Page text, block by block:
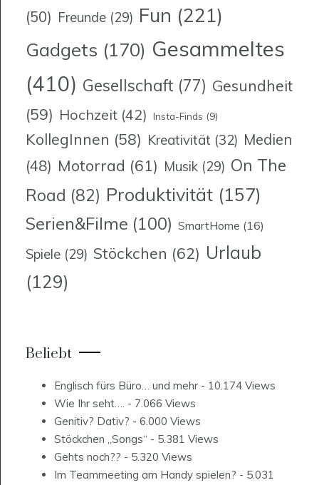
(50) Freunde (29) Fun (221)
Gadgets (170) Gesammeltes
(410) Gesellschaft (77) Gesundheit
(59) Hochzeit (42) Insta-Finds (9)
KollegInnen (58) Kreativität (32) Medien
(48) Motorrad (61) Musik (29) On The
Road (82) Produktivität (157)
Serien&Filme (100) SmartHome (16)
Spiele (29) Stöckchen (62) Urlaub
(129)
Beliebt
Englisch fürs Büro… und mehr - 10.174 Views
Wie Ihr seht…. - 7.066 Views
Genitiv? Dativ? - 6.000 Views
Stöckchen „Songs“ - 5.381 Views
Gehts noch?? - 5.320 Views
Im Teammeeting am Handy spielen? - 5.031